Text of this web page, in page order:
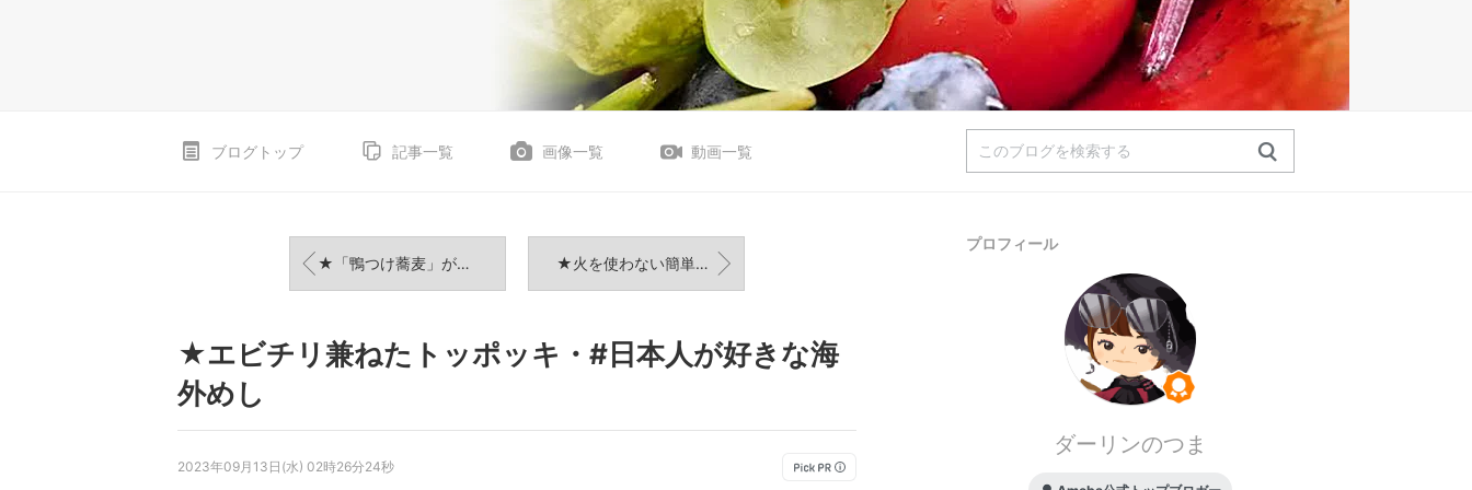
ブログトップ 記事一覧 画像一覧 動画一覧
★「鴨つけ蕎麦」が泣く程旨い・#そば派・うどん派どっち ★火を使わない簡単絶品な丼の具・#今日の体調は
★エビチリ兼ねたトッポッキ・#日本人が好きな海
外めし
2023年09月13日(水) 02時26分24秒
プロフィール
ダーリンのつま